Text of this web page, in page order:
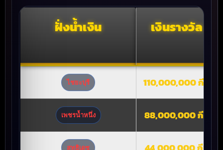
ฝั่งน้ำเงิน เงินรางวัล
ไชยะบุรี 110,000,000 กีบ
เพชรน้ำหนึ่ง 88,000,000 กีบ
สุทธิเดช